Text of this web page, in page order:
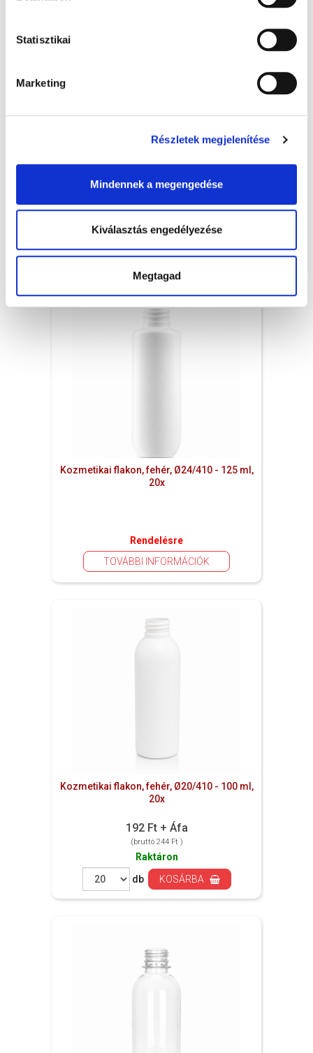
Statisztikai
Marketing
Részletek megjelenítése
Mindennek a megengedése
Kiválasztás engedélyezése
Megtagad
Rendelésre
Kozmetikai flakon, fehér, Ø24/410 - 125 ml,
20x
Rendelésre
TOVÁBBI INFORMÁCIÓK
Kozmetikai flakon, fehér, Ø20/410 - 100 ml,
20x
192 Ft + Áfa
(bruttó 244 Ft )
Raktáron
db
KOSÁRBA